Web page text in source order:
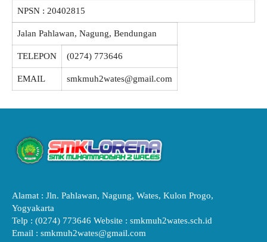
NPSN : 20402815
Jalan Pahlawan, Nagung, Bendungan
TELEPON (0274) 773646
EMAIL smkmuh2wates@gmail.com
Alamat : Jln. Pahlawan, Nagung, Wates, Kulon Progo,
Yogyakarta
Telp : (0274) 773646 Website : smkmuh2wates.sch.id
Email : smkmuh2wates@gmail.com